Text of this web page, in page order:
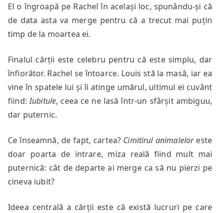
El o îngroapă pe Rachel în același loc, spunându-și că
de data asta va merge pentru că a trecut mai puțin
timp de la moartea ei.
Finalul cărții este celebru pentru că este simplu, dar
înfiorător. Rachel se întoarce. Louis stă la masă, iar ea
vine în spatele lui și îi atinge umărul, ultimul ei cuvânt
fiind:Iubitule, ceea ce ne lasă într-un sfârșit ambiguu,
dar puternic.
Ce înseamnă, de fapt, cartea? Cimitirul animaleloreste
doar poarta de intrare, miza reală fiind mult mai
puternică: cât de departe ai merge ca să nu pierzi pe
cineva iubit?
Ideea centrală a cărții este că există lucruri pe care